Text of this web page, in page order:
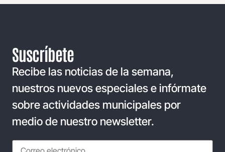
Suscríbete
Recibe las noticias de la semana,
nuestros nuevos especiales e infórmate
sobre actividades municipales por
medio de nuestro newsletter.